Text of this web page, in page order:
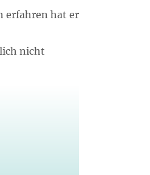
erfahren hat er
nicht